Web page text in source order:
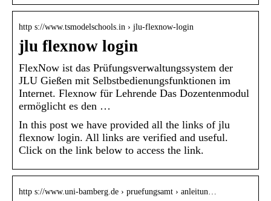
http s://www.tsmodelschools.in › jlu-flexnow-login
jlu flexnow login
FlexNow ist das Prüfungsverwaltungssystem der
JLU Gießen mit Selbstbedienungsfunktionen im
Internet. Flexnow für Lehrende Das Dozentenmodul
ermöglicht es den …
In this post we have provided all the links of jlu
flexnow login. All links are verified and useful.
Click on the link below to access the link.
http s://www.uni-bamberg.de › pruefungsamt › anleitun…